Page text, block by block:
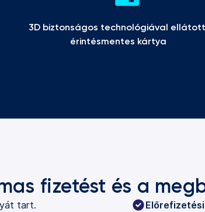
3D biztonságos technológiával ellátott
érintésmentes kártya
fizetést és a